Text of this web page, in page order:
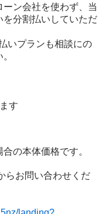
ン会社を使わず、当
を分割払いしていただ
いプランも相談にの
す
の本体価格です。
らお問い合わせくだ